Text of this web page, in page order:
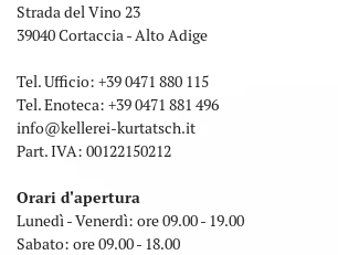
Strada del Vino 23
39040 Cortaccia - Alto Adige
Tel. Ufficio: +39 0471 880 115
Tel. Enoteca: +39 0471 881 496
info@kellerei-kurtatsch.it
Part. IVA: 00122150212
Orari d'apertura
Lunedì - Venerdì: ore 09.00 - 19.00
Sabato: ore 09.00 - 18.00